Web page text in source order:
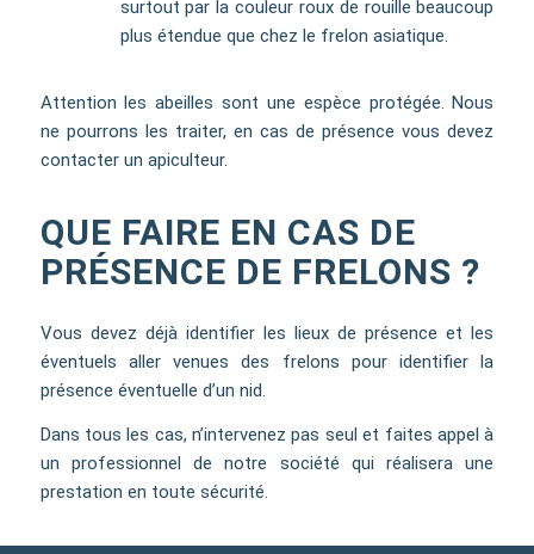
surtout par la couleur roux de rouille beaucoup
plus étendue que chez le frelon asiatique.
Attention les abeilles sont une espèce protégée. Nous
ne pourrons les traiter, en cas de présence vous devez
contacter un apiculteur.
QUE FAIRE EN CAS DE
PRÉSENCE DE FRELONS ?
Vous devez déjà identifier les lieux de présence et les
éventuels aller venues des frelons pour identifier la
présence éventuelle d’un nid.
Dans tous les cas, n’intervenez pas seul et faites appel à
un professionnel de notre société qui réalisera une
prestation en toute sécurité.